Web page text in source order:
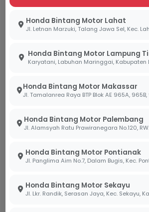
Honda Bintang Motor Lahat
Honda Bintang Motor Lampung
Honda Bintang Motor Makassar
Honda Bintang Motor Palembang
Honda Bintang Motor Pontianak
Honda Bintang Motor Sekayu
Sobi untuk mengunjungi cabang
Pengecekan Kondisi Ban
produksi ban Anda.
Pilihan Ban Orisinal:
Kami
ban resmi yang sudah teruji
medan basah di Indonesia.
Pemasangan menggunakan
motor Anda.